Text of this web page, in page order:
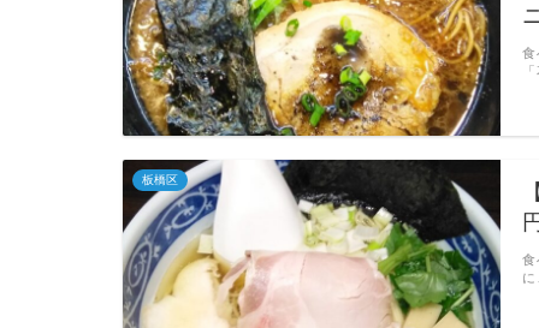
食
板橋区
食